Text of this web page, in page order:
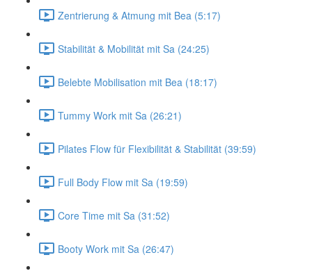
Zentrierung & Atmung mit Bea (5:17)
Stabilität & Mobilität mit Sa (24:25)
Belebte Mobilisation mit Bea (18:17)
Tummy Work mit Sa (26:21)
Pilates Flow für Flexibilität & Stabilität (39:59)
Full Body Flow mit Sa (19:59)
Core Time mit Sa (31:52)
Booty Work mit Sa (26:47)